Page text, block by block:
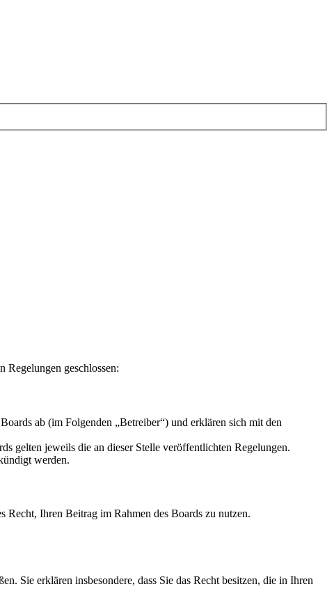
geschlossen:
ab (im Folgenden „Betreiber“) und erklären sich mit den
gelten jeweils die an dieser Stelle veröffentlichten Regelungen.
werden.
Recht, Ihren Beitrag im Rahmen des Boards zu nutzen.
Sie erklären insbesondere, dass Sie das Recht besitzen, die in Ihren